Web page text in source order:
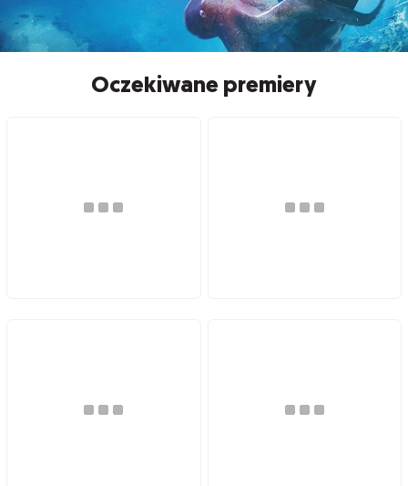
Oczekiwane premiery